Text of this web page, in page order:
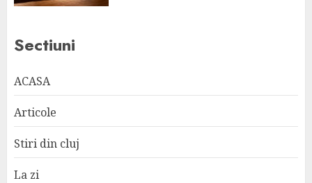
Sectiuni
ACASA
Articole
Stiri din cluj
La zi